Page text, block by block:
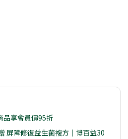
品享會員價95折
屏障修復益生菌複方｜博百益30